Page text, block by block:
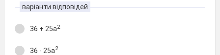
варіанти відповідей
36 + 25a2
36 - 25a2